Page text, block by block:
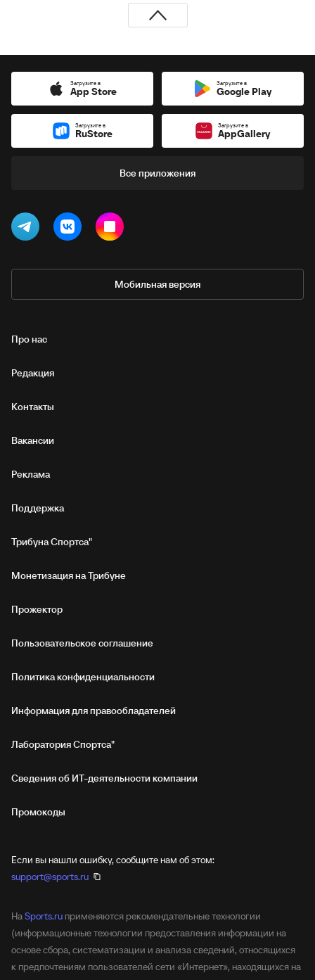
Загрузите в
App Store
Загрузите в
Google Play
Загрузите в
RuStore
Загрузите в
AppGallery
Все приложения
Мобильная версия
Про нас
Редакция
Контакты
Вакансии
Реклама
Поддержка
Трибуна Спортса"
Монетизация на Трибуне
Прожектор
Пользовательское соглашение
Политика конфиденциальности
Информация для правообладателей
Лаборатория Спортса"
Сведения об ИТ‑деятельности компании
Промокоды
Если вы нашли ошибку, сообщите нам об этом:
support@sports.ru
НаSports.ru применяются рекомендательные технологии
(информационные технологии предоставления информации на
основе сбора, систематизации и анализа сведений, относящихся
к предпочтениям пользователей сети «Интернет», находящихся на